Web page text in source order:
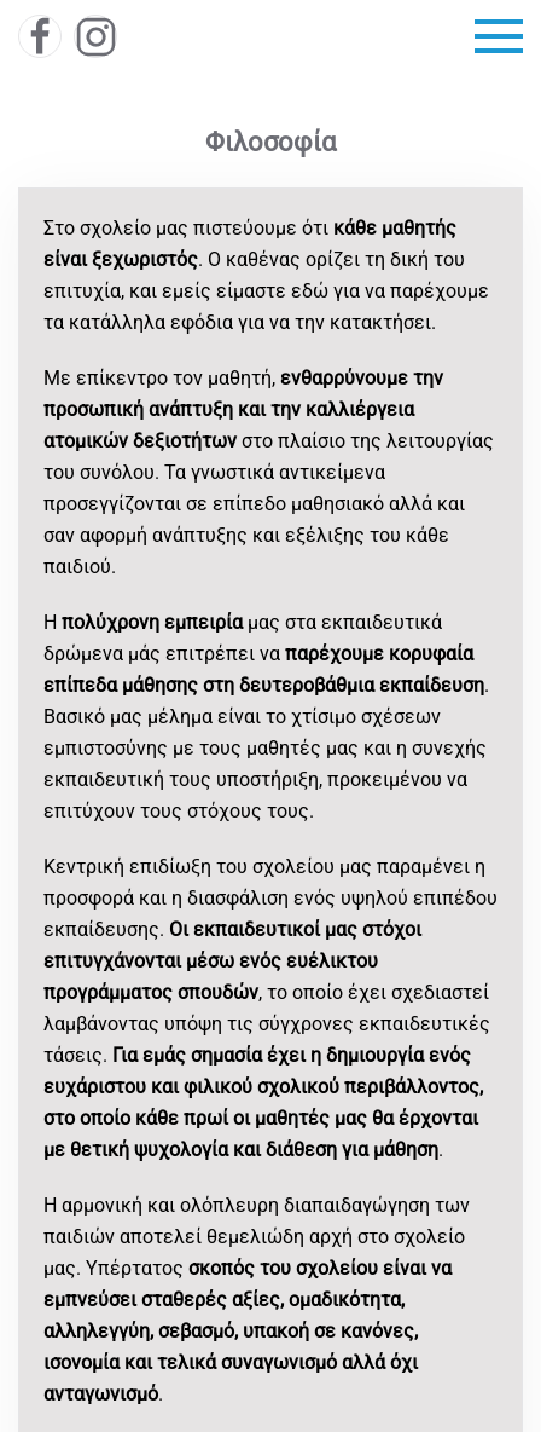
Skip to main content
Φιλοσοφία
Στο σχολείο μας πιστεύουμε ότι κάθε μαθητής
είναι ξεχωριστός. Ο καθένας ορίζει τη δική του
επιτυχία, και εμείς είμαστε εδώ για να παρέχουμε
τα κατάλληλα εφόδια για να την κατακτήσει.
Με επίκεντρο τον μαθητή, ενθαρρύνουμε την
προσωπική ανάπτυξη και την καλλιέργεια
ατομικών δεξιοτήτων στο πλαίσιο της λειτουργίας
του συνόλου. Τα γνωστικά αντικείμενα
προσεγγίζονται σε επίπεδο μαθησιακό αλλά και
σαν αφορμή ανάπτυξης και εξέλιξης του κάθε
παιδιού.
Η πολύχρονη εμπειρίαμας στα εκπαιδευτικά
δρώμενα μάς επιτρέπει να παρέχουμε κορυφαία
επίπεδα μάθησης στη δευτεροβάθμια εκπαίδευση.
Βασικό μας μέλημα είναι το χτίσιμο σχέσεων
εμπιστοσύνης με τους μαθητές μας και η συνεχής
εκπαιδευτική τους υποστήριξη, προκειμένου να
επιτύχουν τους στόχους τους.
Κεντρική επιδίωξη του σχολείου μας παραμένει η
προσφορά και η διασφάλιση ενός υψηλού επιπέδου
εκπαίδευσης. Οι εκπαιδευτικοί μας στόχοι
επιτυγχάνονται μέσω ενός ευέλικτου
προγράμματος σπουδών, το οποίο έχει σχεδιαστεί
λαμβάνοντας υπόψη τις σύγχρονες εκπαιδευτικές
τάσεις. Για εμάς σημασία έχει η δημιουργία ενός
ευχάριστου και φιλικού σχολικού περιβάλλοντος,
στο οποίο κάθε πρωί οι μαθητές μας θα έρχονται
με θετική ψυχολογία και διάθεση για μάθηση.
Η αρμονική και ολόπλευρη διαπαιδαγώγηση των
παιδιών αποτελεί θεμελιώδη αρχή στο σχολείο
μας. Υπέρτατος σκοπός του σχολείου είναι να
εμπνεύσει σταθερές αξίες, ομαδικότητα,
αλληλεγγύη, σεβασμό, υπακοή σε κανόνες,
ισονομία και τελικά συναγωνισμό αλλά όχι
ανταγωνισμό.